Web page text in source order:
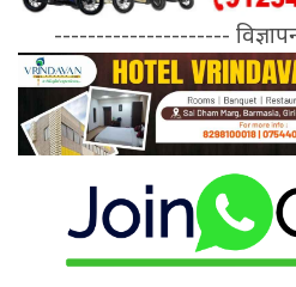
---------------------